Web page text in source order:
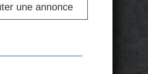
une annonce